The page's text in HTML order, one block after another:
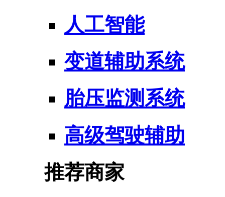
人工智能
变道辅助系统
胎压监测系统
高级驾驶辅助
推荐商家